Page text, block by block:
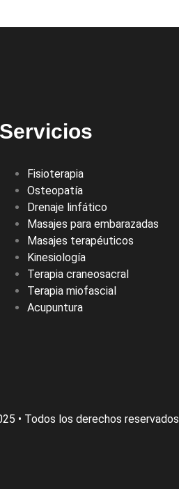
Servicios
Fisioterapia
Osteopatía
Drenaje linfático
Masajes para embarazadas
Masajes terapéuticos
Kinesiología
Terapia craneosacral
Terapia miofascial
Acupuntura
• Todos los derechos reservados